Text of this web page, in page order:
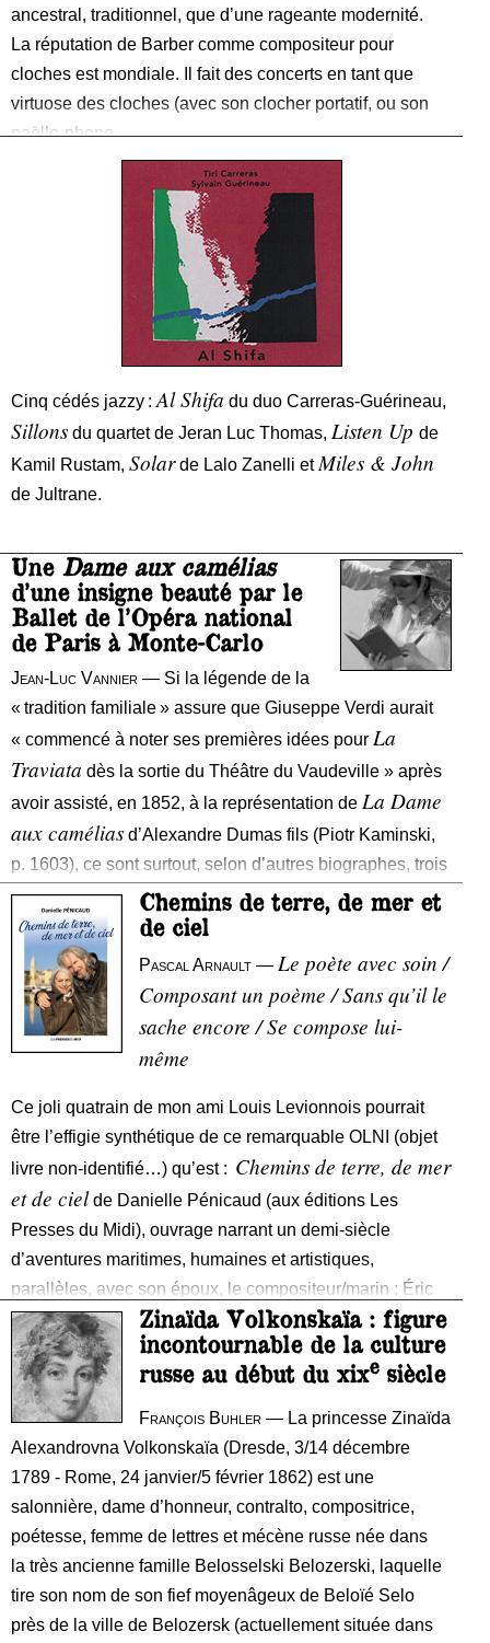
ancestral, traditionnel, que d’une rageante modernité.
La réputation de Barber comme compositeur pour
cloches est mondiale. Il fait des concerts en tant que
virtuose des cloches (avec son clocher portatif, ou son
paëllo-phone
Cinq cédés jazzy : Al Shifa du duo Carreras-Guérineau,
Sillons du quartet de Jeran Luc Thomas, Listen Up de
Kamil Rustam, Solarde Lalo Zanelli etMiles & John
de Jultrane.
Une Dame aux camélias
d’une insigne beauté par le
Ballet de l’Opéra national
de Paris à Monte-Carlo
Jean-Luc Vannier — Si la légende de la
« tradition familiale » assure que Giuseppe Verdi aurait
« commencé à noter ses premières idées pour La
Traviata dès la sortie du Théâtre du Vaudeville » après
avoir assisté, en 1852, à la représentation de La Dame
aux camélias d’Alexandre Dumas fils (Piotr Kaminski,
p. 1603), ce sont surtout, selon d’autres biographes, trois
Chemins de terre, de mer et
de ciel
Pascal Arnault — Le poète avec soin /
Composant un poème / Sans qu’il le
sache encore / Se compose lui-
même
Ce joli quatrain de mon ami Louis Levionnois pourrait
être l’effigie synthétique de ce remarquable OLNI (objet
livre non-identifié…) qu’est : Chemins de terre, de mer
et de ciel de Danielle Pénicaud (aux éditions Les
Presses du Midi), ouvrage narrant un demi-siècle
d’aventures maritimes, humaines et artistiques,
parallèles, avec son époux, le compositeur/marin : Éric
Pénicaud.
Livre monde dans lequel défilent sur 400 pages tour à
tour poétiques, descriptives et méditatives, les très
nombreuses pérégrinations de ces deux êtres habités
par la même soif que Théodore Monod naguère, celle
de : « Chercheur d’absolu ».
Zinaïda Volkonskaïa : figure
incontournable de la culture
russe au début du xixesiècle
François Buhler — La princesse Zinaïda
Alexandrovna Volkonskaïa (Dresde, 3/14 décembre
1789 - Rome, 24 janvier/5 février 1862) est une
salonnière, dame d’honneur, contralto, compositrice,
poétesse, femme de lettres et mécène russe née dans
la très ancienne famille Belosselski Belozerski, laquelle
tire son nom de son fief moyenâgeux de Beloïé Selo
près de la ville de Belozersk (actuellement située dans